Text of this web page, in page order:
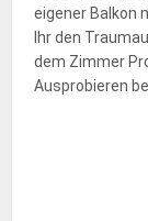
eigener Balkon
Ihr den
dem Zimmer
Ausprobieren